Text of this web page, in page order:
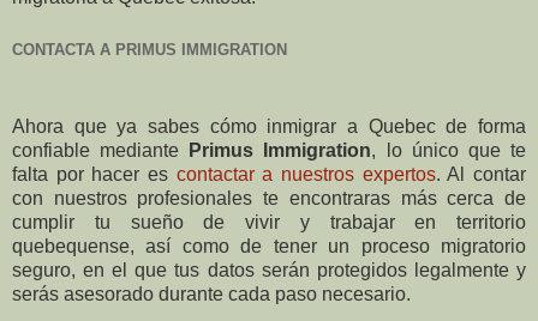
CONTACTA A PRIMUS IMMIGRATION
Ahora que ya sabes cómo inmigrar a Quebec de forma
confiable mediante
Primus Immigration, lo único que te
falta por hacer es contactar a nuestros expertos. Al contar
con nuestros profesionales te encontraras más cerca de
cumplir tu sueño de vivir y trabajar en territorio
quebequense, así como de tener un proceso migratorio
seguro, en el que tus datos serán protegidos legalmente y
serás asesorado durante cada paso necesario.